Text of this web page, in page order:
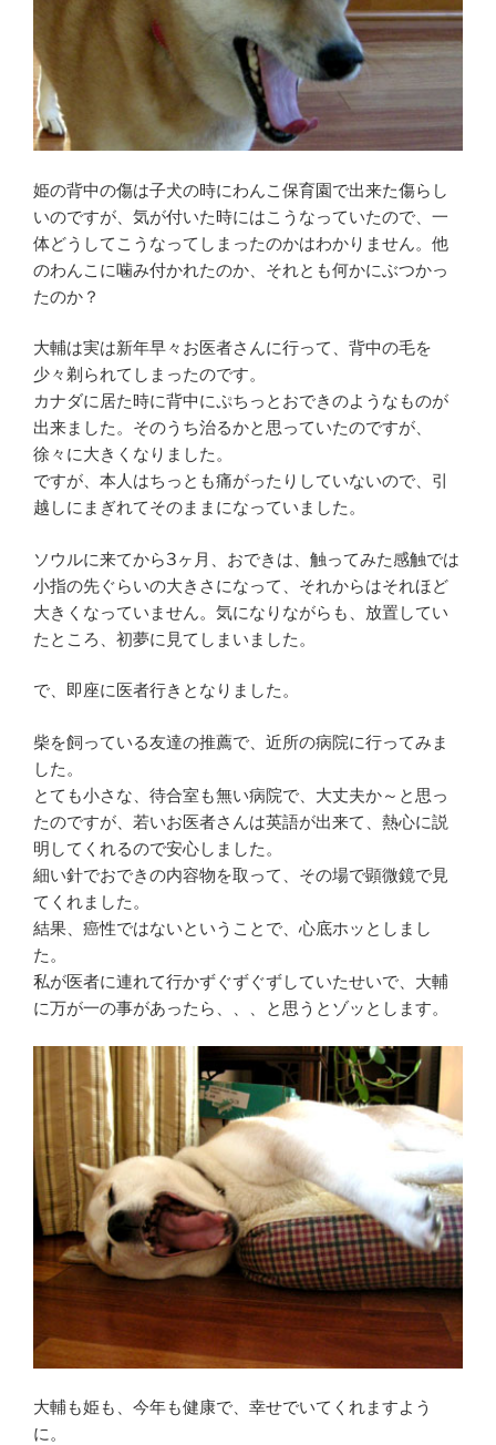
姫の背中の傷は子犬の時にわんこ保育園で出来た傷らし
いのですが、気が付いた時にはこうなっていたので、一
体どうしてこうなってしまったのかはわかりません。他
のわんこに噛み付かれたのか、それとも何かにぶつかっ
たのか？
大輔は実は新年早々お医者さんに行って、背中の毛を
少々剃られてしまったのです。
カナダに居た時に背中にぷちっとおできのようなものが
出来ました。そのうち治るかと思っていたのですが、
徐々に大きくなりました。
ですが、本人はちっとも痛がったりしていないので、引
越しにまぎれてそのままになっていました。
ソウルに来てから3ヶ月、おできは、触ってみた感触では
小指の先ぐらいの大きさになって、それからはそれほど
大きくなっていません。気になりながらも、放置してい
たところ、初夢に見てしまいました。
で、即座に医者行きとなりました。
柴を飼っている友達の推薦で、近所の病院に行ってみま
した。
とても小さな、待合室も無い病院で、大丈夫か～と思っ
たのですが、若いお医者さんは英語が出来て、熱心に説
明してくれるので安心しました。
細い針でおできの内容物を取って、その場で顕微鏡で見
てくれました。
結果、癌性ではないということで、心底ホッとしまし
た。
私が医者に連れて行かずぐずぐずしていたせいで、大輔
に万が一の事があったら、、、と思うとゾッとします。
大輔も姫も、今年も健康で、幸せでいてくれますよう
に。